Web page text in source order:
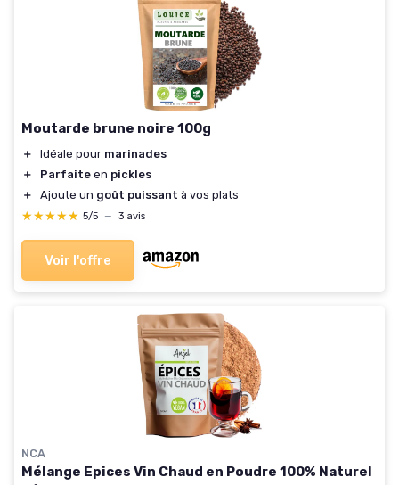
Moutarde brune noire 100g
＋ Idéale pour marinades
＋
Parfaite en pickles
＋
Ajoute un goût puissant à vos plats
★★★★★
★★★★★ 5/5 — 3 avis
Voir l'offre
NCA
Mélange Epices Vin Chaud en Poudre 100% Naturel